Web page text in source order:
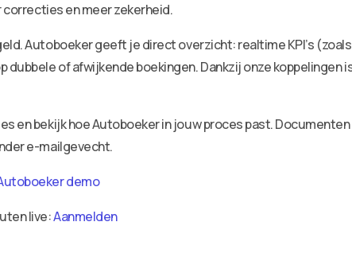
en meer zekerheid.
Autoboeker geeft je direct overzicht: realtime KPI’s
of afwijkende boekingen. Dankzij onze koppelingen
en bekijk hoe Autoboeker in jouw proces past.
e-mailgevecht.
demo
live:Aanmelden